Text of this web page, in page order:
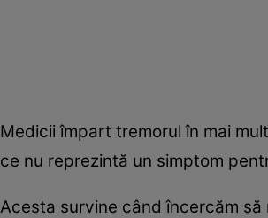
Medicii împart tremorul în mai
ce nu reprezintă un simptom
Acesta survine când încercăm